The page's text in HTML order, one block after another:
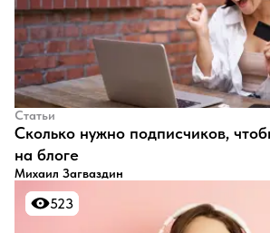
Статьи
​Сколько нужно подписчиков,
на блоге
Михаил Загваздин
523
523